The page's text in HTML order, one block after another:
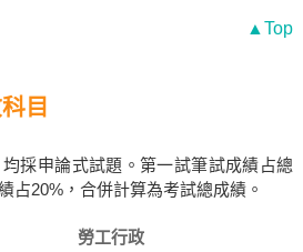
▲Top
目
採申論式試題。第一試筆試成績占總
占20%，合併計算為考試總成績。
勞工行政